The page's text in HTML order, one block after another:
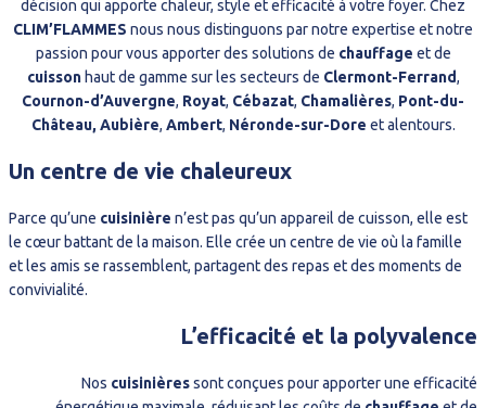
décision qui apporte chaleur, style et efficacité à votre foyer. Chez
CLIM’FLAMMES nous nous distinguons par notre expertise et notre
passion pour vous apporter des solutions de chauffage et de
cuissonhaut de gamme sur les secteurs de Clermont-Ferrand,
Cournon-d’Auvergne, Royat, Cébazat, Chamalières, Pont-du-
Château, Aubière, Ambert, Néronde-sur-Dore et alentours.
Un centre de vie chaleureux
Parce qu’une cuisinière n’est pas qu’un appareil de cuisson, elle est
le cœur battant de la maison. Elle crée un centre de vie où la famille
et les amis se rassemblent, partagent des repas et des moments de
convivialité.
L’efficacité et la polyvalence
Nos cuisinièressont conçues pour apporter une efficacité